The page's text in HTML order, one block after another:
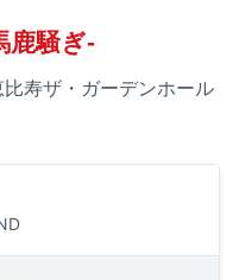
鹿騒ぎ-
寿ザ・ガーデンホール